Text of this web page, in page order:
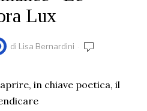
Lux
di Lisa Bernardini
in chiave poetica, il